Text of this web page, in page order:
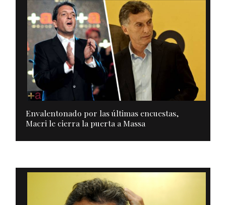
Envalentonado por las últimas encuestas,
Macri le cierra la puerta a Massa